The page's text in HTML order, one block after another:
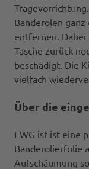
Banderolen
entfernen.
Tasche zurück
beschädigt. Die
vielfach
Über die
FWG ist ist eine
Banderolierfolie
Aufschäumung